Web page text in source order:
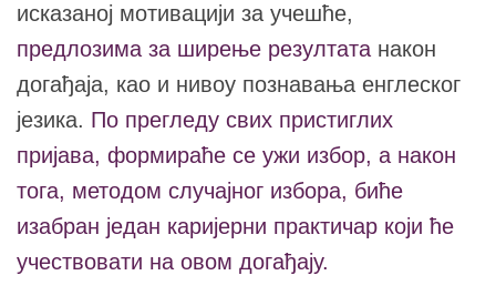
исказаној мотивацији за учешће,
предлозима за ширење резултата након
догађаја, као и нивоу познавања енглеског
језика. По прегледу свих пристиглих
пријава, формираће се ужи избор, а након
тога, методом случајног избора, биће
изабран један каријерни практичар који ће
учествовати на овом догађају.